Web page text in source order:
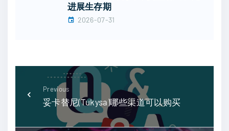
进展生存期
2026-07-31
Previous
妥卡替尼(Tukysa)哪些渠道可以购买